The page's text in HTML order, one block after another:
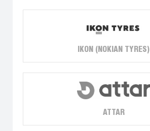
IKON (NOKIAN TYRES)
ATTAR